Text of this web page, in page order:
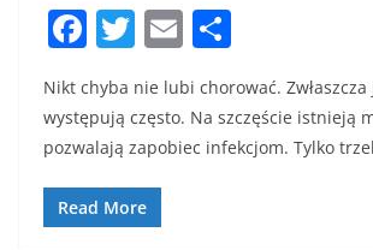
F
a
c
e
b
o
T
w
itt
er
E
m
ai
l
ar
e
Nikt chyba nie lubi chorować.
występują często. Na szczęście istnieją
pozwalają zapobiec infekcjom. Tylko
Read More